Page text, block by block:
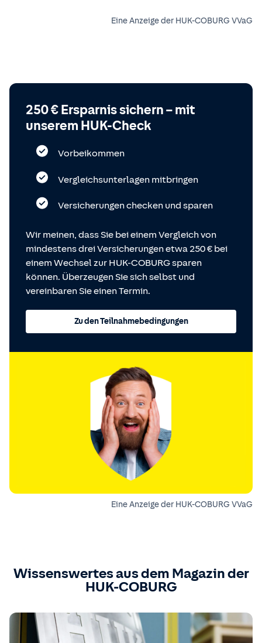
Eine Anzeige der HUK-COBURG VVaG
250 € Ersparnis sichern – mit
unserem HUK-Check
Vorbeikommen
Vergleichsunterlagen mitbringen
Versicherungen checken und sparen
Wir meinen, dass Sie bei einem Vergleich von
mindestens drei Versicherungen etwa 250 € bei
einem Wechsel zur HUK-COBURG sparen
können. Überzeugen Sie sich selbst und
vereinbaren Sie einen Termin.
Zu den Teilnahmebedingungen
Eine Anzeige der HUK-COBURG VVaG
Wissenswertes aus dem Magazin der
HUK-COBURG